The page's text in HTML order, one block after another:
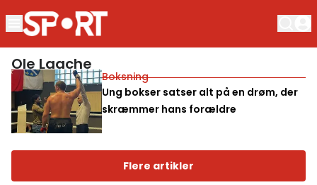
Ole Laache
Boksning
Ung bokser satser alt på en drøm, der
skræmmer hans forældre
Flere artikler